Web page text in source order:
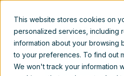
This website stores cookies on
personalized services, including
information about your browsing
to your preferences. To find out
We won't track your information